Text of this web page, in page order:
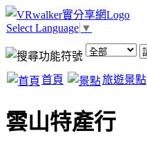
Select Language ▼
首頁 旅遊景點
雲山特產行